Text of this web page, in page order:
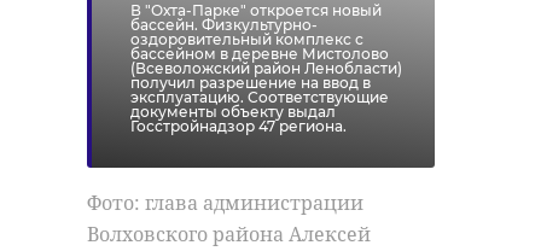
В "Охта-Парке" откроется новый
бассейн. Физкультурно-
оздоровительный комплекс с
бассейном в деревне Мистолово
(Всеволожский район Ленобласти)
получил разрешение на ввод в
эксплуатацию. Соответствующие
документы объекту выдал
Госстройнадзор 47 региона.
Фото: глава администрации
Волховского района Алексей